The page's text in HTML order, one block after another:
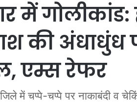
में
की अंधाधुंध
एम्स रेफर
जिले में चप्पे-चप्पे पर नाकाबंदी व